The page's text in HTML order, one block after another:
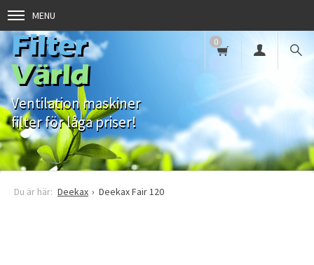
MENU
Filter
Värld
Ventilation maskiner
filter för låga priser!
0
Deekax Deekax Fair 120